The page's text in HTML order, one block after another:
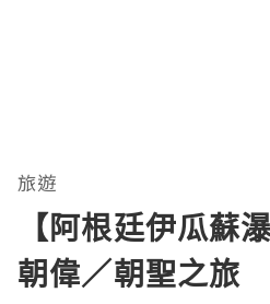
旅遊
【阿根廷伊瓜蘇
朝偉／朝聖之旅